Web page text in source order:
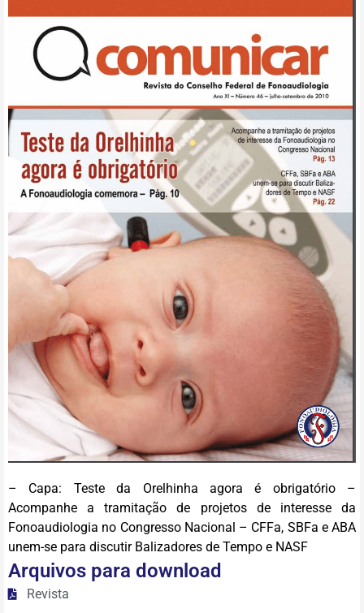
– Capa: Teste da Orelhinha agora é obrigatório –
Acompanhe a tramitação de projetos de interesse da
Fonoaudiologia no Congresso Nacional – CFFa, SBFa e ABA
unem-se para discutir Balizadores de Tempo e NASF
Arquivos para download
Revista